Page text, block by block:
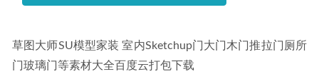
草图大师SU模型家装 室内Sketchup门大门木门推拉门厕所
门玻璃门等素材大全百度云打包下载